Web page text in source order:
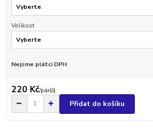
Velikost
Nejsme plátci DPH
220 Kč/pár(ů)
Přidat do košíku